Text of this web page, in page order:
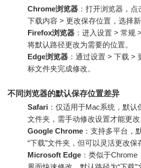
Chrome浏览器 ：打开浏览器，
下载内容 > 更改保存位置，选择新
Firefox浏览器 ：进入设置 > 常规
将默认路径更改为需要的位置。
Edge浏览器 ：通过设置 > 下载 >
标文件夹完成修改。
不同浏览器的默认保存位置差异
Safari ：仅适用于Mac系统，默认
文件夹，需手动修改设置才能更改
Google Chrome ：支持多平台，
“下载”文件夹，但可以灵活更改保
Microsoft Edge ：类似于